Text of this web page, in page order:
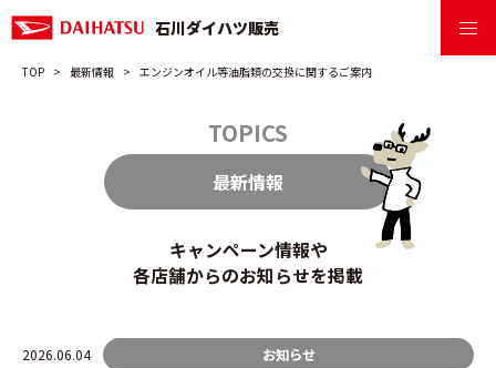
石川ダイハツ販売
TOP 最新情報 エンジンオイル等油脂類の交換に関するご案内
TOPICS
最新情報
キャンペーン情報や
各店舗からのお知らせを掲載
2026.06.04 お知らせ